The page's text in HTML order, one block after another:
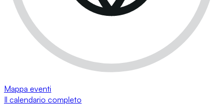
Mappa eventi
Il calendario completo